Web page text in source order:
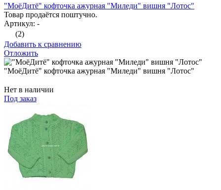
"МоёДитё" кофточка ажурная "Миледи" вишня "Лотос"
Товар продаётся поштучно.
Артикул: -
(2)
Добавить к сравнению
Отложить
"МоёДитё" кофточка ажурная "Миледи" вишня "Лотос"
Нет в наличии
Под заказ